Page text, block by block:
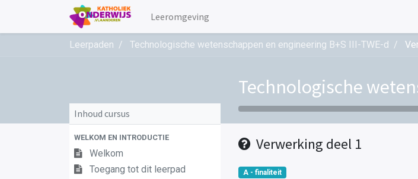
Leeromgeving
Leerpaden Technologische wetenschappen en engineering B+S III-TWE-d
Technologische
Inhoud cursus
WELKOM EN INTRODUCTIE
Welkom
Toegang tot dit leerpad
Verwerking deel 1
A - finaliteit